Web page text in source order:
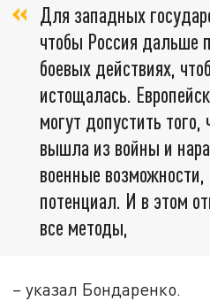
Для западных
чтобы Россия дальше
боевых действиях,
истощалась.
могут допустить того,
вышла из войны и
военные
потенциал. И в этом
все методы,
– указал Бондаренко.